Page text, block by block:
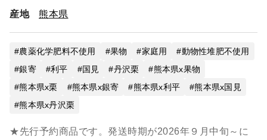
産地 熊本県
農薬化学肥料不使用 果物 家庭用
動物性堆肥不使用
銀寄
利平 国見 丹沢栗
熊本県x果物
熊本県x栗
熊本県x銀寄 熊本県x利平
熊本県x国見
熊本県x丹沢栗
★先行予約商品です。発送時期が2026年９月中旬～に